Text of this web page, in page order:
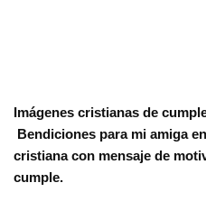
Imágenes cristianas de
Bendiciones para mi amiga
cristiana con mensaje de
cumple.